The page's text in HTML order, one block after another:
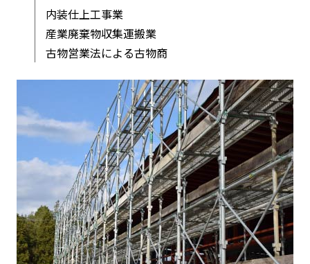
内装仕上工事業
産業廃棄物収集運搬業
古物営業法による古物商